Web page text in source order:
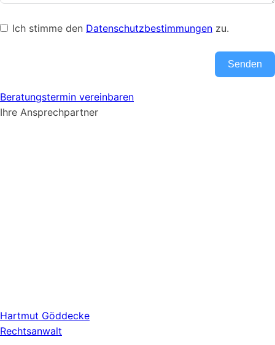
Ich stimme den Datenschutzbestimmungen zu.
Senden
Beratungstermin vereinbaren
Ihre Ansprechpartner
Hartmut Göddecke
Rechtsanwalt